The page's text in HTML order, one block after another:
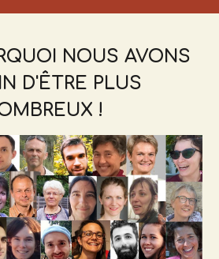
NOUS AVONS
D'ÊTRE PLUS
!